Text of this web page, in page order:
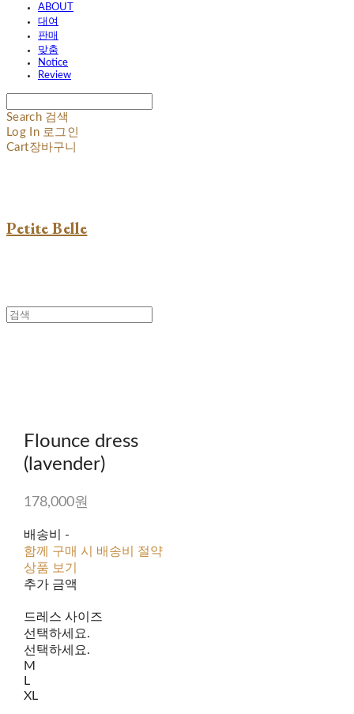
ABOUT
대여
판매
맞춤
Notice
Review
Search 검색
Log In 로그인
Cart장바구니
Petite Belle
Flounce dress
(lavender)
178,000원
배송비 -
함께 구매 시 배송비 절약
상품 보기
추가 금액
드레스 사이즈
선택하세요.
선택하세요.
M
L
XL